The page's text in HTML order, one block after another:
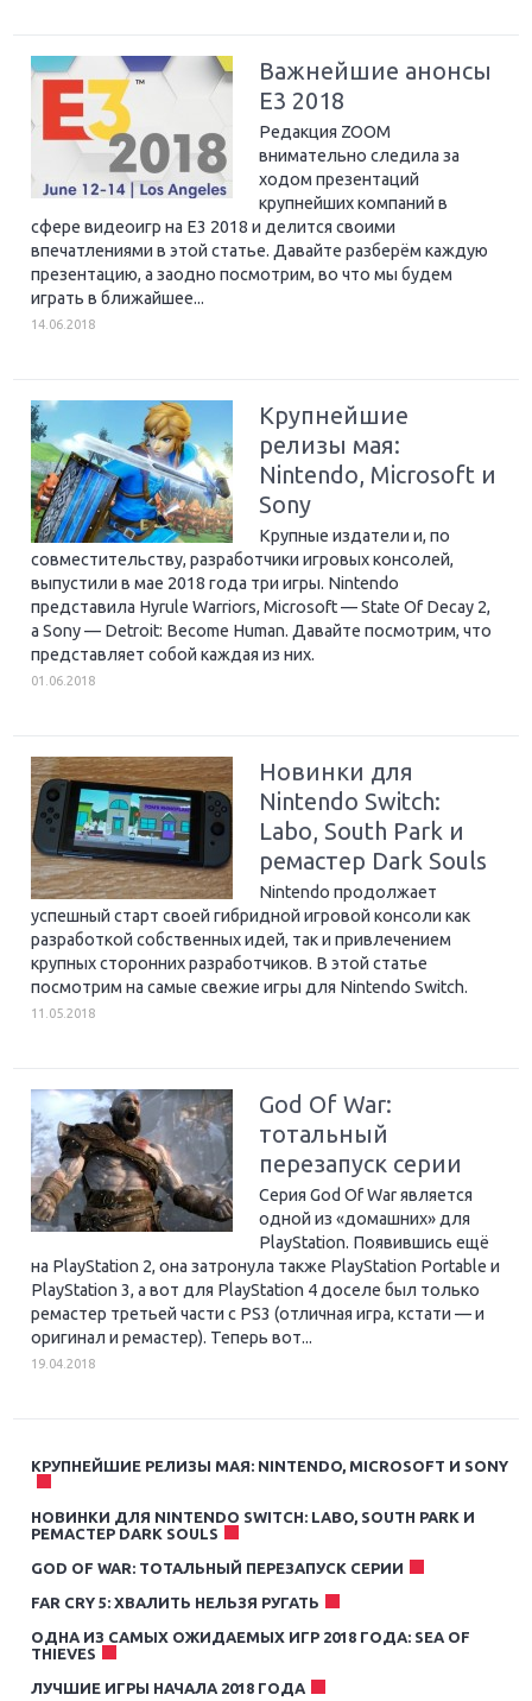
Важнейшие анонсы
E3 2018
Редакция ZOOM
внимательно следила за
ходом презентаций
крупнейших компаний в
сфере видеоигр на E3 2018 и делится своими
впечатлениями в этой статье. Давайте разберём каждую
презентацию, а заодно посмотрим, во что мы будем
играть в ближайшее...
14.06.2018
Крупнейшие
релизы мая:
Nintendo, Microsoft и
Sony
Крупные издатели и, по
совместительству, разработчики игровых консолей,
выпустили в мае 2018 года три игры. Nintendo
представила Hyrule Warriors, Microsoft — State Of Decay 2,
а Sony — Detroit: Become Human. Давайте посмотрим, что
представляет собой каждая из них.
01.06.2018
Новинки для
Nintendo Switch:
Labo, South Park и
ремастер Dark Souls
Nintendo продолжает
успешный старт своей гибридной игровой консоли как
разработкой собственных идей, так и привлечением
крупных сторонних разработчиков. В этой статье
посмотрим на самые свежие игры для Nintendo Switch.
11.05.2018
God Of War:
тотальный
перезапуск серии
Серия God Of War является
одной из «домашних» для
PlayStation. Появившись ещё
на PlayStation 2, она затронула также PlayStation Portable и
PlayStation 3, а вот для PlayStation 4 доселе был только
ремастер третьей части с PS3 (отличная игра, кстати — и
оригинал и ремастер). Теперь вот...
19.04.2018
КРУПНЕЙШИЕ РЕЛИЗЫ МАЯ: NINTENDO, MICROSOFT И SONY
НОВИНКИ ДЛЯ NINTENDO SWITCH: LABO, SOUTH PARK И
РЕМАСТЕР DARK SOULS
GOD OF WAR: ТОТАЛЬНЫЙ ПЕРЕЗАПУСК СЕРИИ
FAR CRY 5: ХВАЛИТЬ НЕЛЬЗЯ РУГАТЬ
ОДНА ИЗ САМЫХ ОЖИДАЕМЫХ ИГР 2018 ГОДА: SEA OF
THIEVES
ЛУЧШИЕ ИГРЫ НАЧАЛА 2018 ГОДА